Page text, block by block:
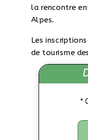
la rencontre
Alpes.
Les
de tourisme
*